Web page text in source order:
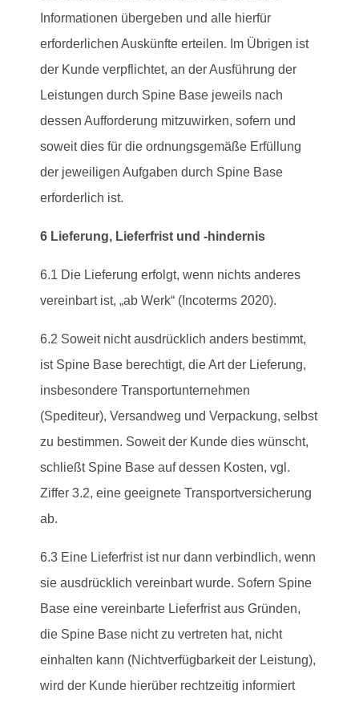
Informationen übergeben und alle hierfür
erforderlichen Auskünfte erteilen. Im Übrigen ist
der Kunde verpflichtet, an der Ausführung der
Leistungen durch Spine Base jeweils nach
dessen Aufforderung mitzuwirken, sofern und
soweit dies für die ordnungsgemäße Erfüllung
der jeweiligen Aufgaben durch Spine Base
erforderlich ist.
6 Lieferung, Lieferfrist und -hindernis
6.1 Die Lieferung erfolgt, wenn nichts anderes
vereinbart ist, „ab Werk“ (Incoterms 2020).
6.2 Soweit nicht ausdrücklich anders bestimmt,
ist Spine Base berechtigt, die Art der Lieferung,
insbesondere Transportunternehmen
(Spediteur), Versandweg und Verpackung, selbst
zu bestimmen. Soweit der Kunde dies wünscht,
schließt Spine Base auf dessen Kosten, vgl.
Ziffer 3.2, eine geeignete Transportversicherung
ab.
6.3 Eine Lieferfrist ist nur dann verbindlich, wenn
sie ausdrücklich vereinbart wurde. Sofern Spine
Base eine vereinbarte Lieferfrist aus Gründen,
die Spine Base nicht zu vertreten hat, nicht
einhalten kann (Nichtverfügbarkeit der Leistung),
wird der Kunde hierüber rechtzeitig informiert